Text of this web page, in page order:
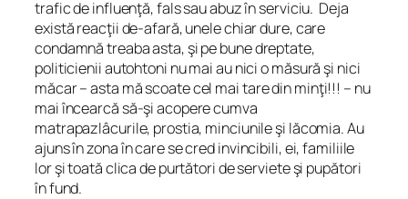
trafic de influenţă, fals sau abuz în serviciu. Deja
există reacţii de-afară, unele chiar dure, care
condamnă treaba asta, şi pe bune dreptate,
politicienii autohtoni nu mai au nici o măsură şi nici
măcar – asta mă scoate cel mai tare din minţi!!! – nu
mai încearcă să-şi acopere cumva
matrapazlâcurile, prostia, minciunile şi lăcomia. Au
ajuns în zona în care se cred invincibili, ei, familiile
lor şi toată clica de purtători de serviete şi pupători
în fund.